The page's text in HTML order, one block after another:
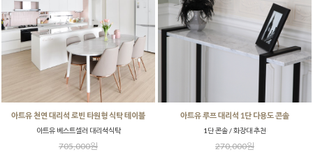
아트유 천연 대리석 로빈 타원형 식탁 테이블
아트유 베스트셀러 대리석식탁
705,000원
아트유 루프 대리석 1단 다용도 콘솔
1단 콘솔 / 화장대 추천
270,000원